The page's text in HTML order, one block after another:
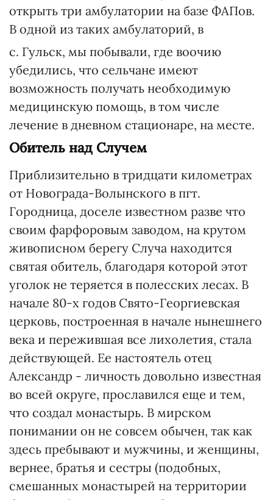
открыть три амбулатории на базе ФАПов.
В одной из таких амбулаторий, в
с. Гульск, мы побывали, где воочию
убедились, что сельчане имеют
возможность получать необходимую
медицинскую помощь, в том числе
лечение в дневном стационаре, на месте.
Обитель над Случем
Приблизительно в тридцати километрах
от Новограда-Волынского в пгт.
Городница, доселе известном разве что
своим фарфоровым заводом, на крутом
живописном берегу Случа находится
святая обитель, благодаря которой этот
уголок не теряется в полесских лесах. В
начале 80-х годов Свято-Георгиевская
церковь, построенная в начале нынешнего
века и пережившая все лихолетия, стала
действующей. Ее настоятель отец
Александр - личность довольно известная
во всей округе, прославился еще и тем,
что создал монастырь. В мирском
понимании он не совсем обычен, так как
здесь пребывают и мужчины, и женщины,
вернее, братья и сестры (подобных,
смешанных монастырей на территории